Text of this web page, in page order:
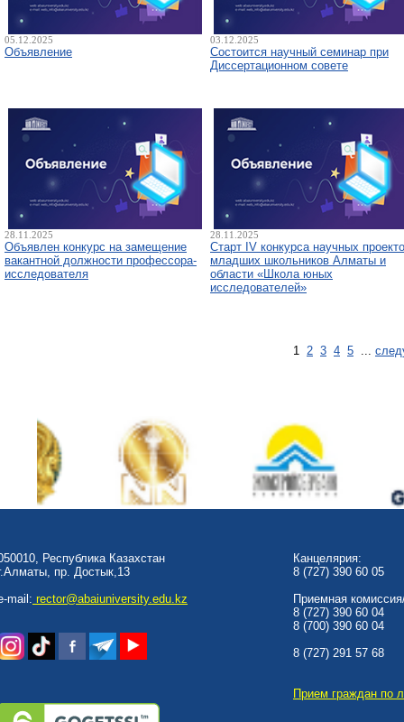
05.12.2025
Объявление
03.12.2025
Состоится научный семинар при
Диссертационном совете
28.11.2025
Объявлен конкурс на замещение
вакантной должности профессора-
исследователя
28.11.2025
Старт IV конкурса научных
младших школьников Алматы и
области «Школа юных
исследователей»
1 2 3 4 5 ...
Республика Казахстан
пр. Достык,13
mail: rector@abaiuniversity.edu.kz
Канцелярия:
8 (727) 390 60 05
Приемная
8 (727) 390 60 04
8 (700) 390 60 04
8 (727) 291 57 68
Прием граждан по